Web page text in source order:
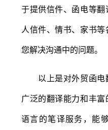
于提供信件、函电等
人信件、情书、家书
您解决沟通中的问题。
以上是对外贸函电
广泛的翻译能力和丰
语言的笔译服务，能